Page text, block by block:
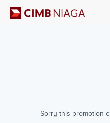
Sorry this promotion